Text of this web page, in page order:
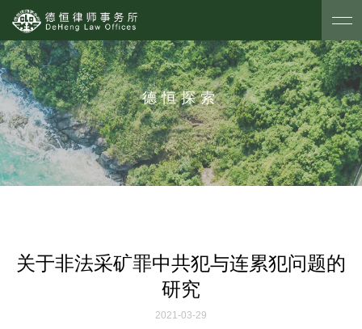
德恒探索
关于非法采矿罪中共犯与连累犯问题的
研究
2021-03-29